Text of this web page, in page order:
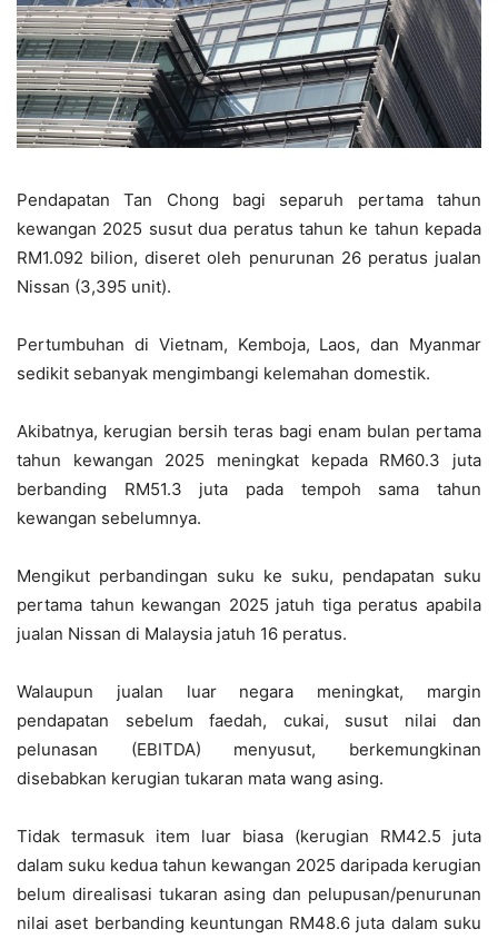
Pendapatan Tan Chong bagi separuh pertama tahun
kewangan 2025 susut dua peratus tahun ke tahun kepada
RM1.092 bilion, diseret oleh penurunan 26 peratus jualan
Nissan (3,395 unit).
Pertumbuhan di Vietnam, Kemboja, Laos, dan Myanmar
sedikit sebanyak mengimbangi kelemahan domestik.
Akibatnya, kerugian bersih teras bagi enam bulan pertama
tahun kewangan 2025 meningkat kepada RM60.3 juta
berbanding RM51.3 juta pada tempoh sama tahun
kewangan sebelumnya.
Mengikut perbandingan suku ke suku, pendapatan suku
pertama tahun kewangan 2025 jatuh tiga peratus apabila
jualan Nissan di Malaysia jatuh 16 peratus.
Walaupun jualan luar negara meningkat, margin
pendapatan sebelum faedah, cukai, susut nilai dan
pelunasan (EBITDA) menyusut, berkemungkinan
disebabkan kerugian tukaran mata wang asing.
Tidak termasuk item luar biasa (kerugian RM42.5 juta
dalam suku kedua tahun kewangan 2025 daripada kerugian
belum direalisasi tukaran asing dan pelupusan/penurunan
nilai aset berbanding keuntungan RM48.6 juta dalam suku